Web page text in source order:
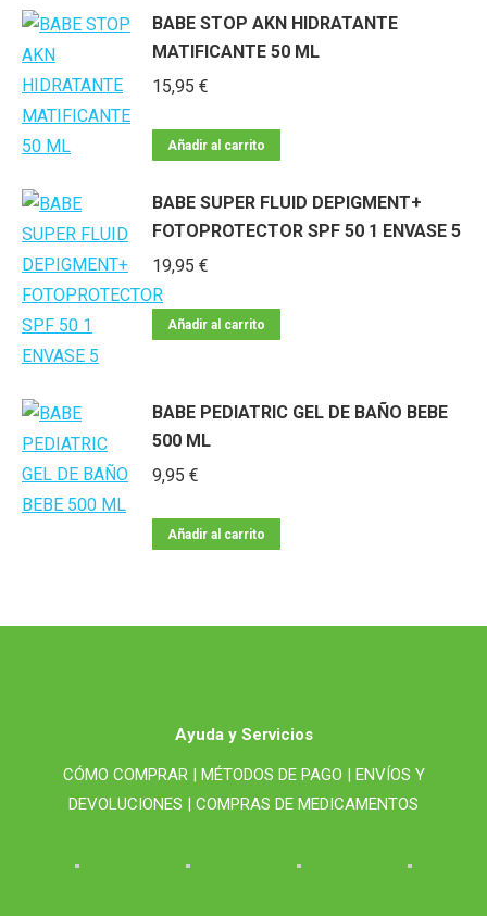
BABE STOP AKN HIDRATANTE
MATIFICANTE 50 ML
15,95 €
Añadir al carrito
BABE SUPER FLUID DEPIGMENT+
FOTOPROTECTOR SPF 50 1 ENVASE 5
19,95 €
Añadir al carrito
BABE PEDIATRIC GEL DE BAÑO BEBE
500 ML
9,95 €
Añadir al carrito
Ayuda y Servicios
CÓMO COMPRAR | MÉTODOS DE PAGO | ENVÍOS Y
DEVOLUCIONES | COMPRAS DE MEDICAMENTOS